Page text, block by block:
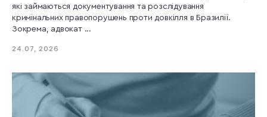
які займаються документування та розслідування
кримінальних правопорушень проти довкілля в Бразилії.
Зокрема, адвокат ...
24.07, 2026